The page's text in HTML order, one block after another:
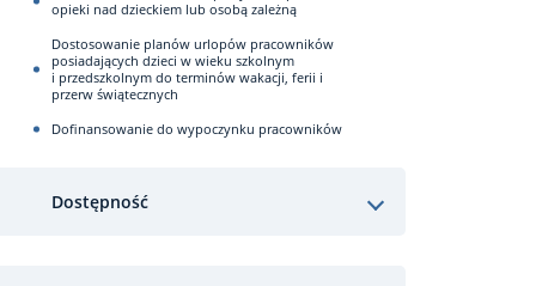
opieki nad dzieckiem lub osobą zależną
Dostosowanie planów urlopów pracowników
posiadających dzieci w wieku szkolnym
i przedszkolnym do terminów wakacji, ferii i
przerw świątecznych
Dofinansowanie do wypoczynku pracowników
Dostępność